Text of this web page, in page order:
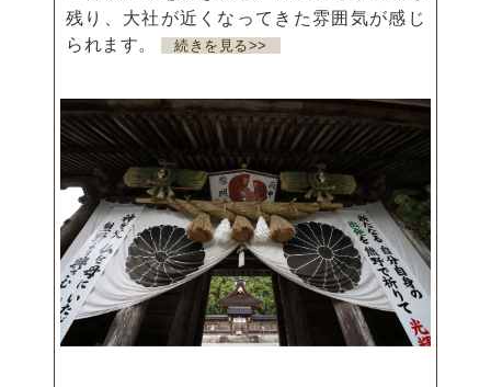
残り、大社が近くなってきた雰囲気が感じ
られます。
続きを見る>>